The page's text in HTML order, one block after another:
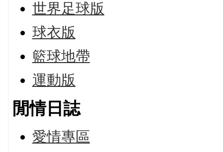
世界足球版
球衣版
籃球地帶
運動版
閒情日誌
愛情專區